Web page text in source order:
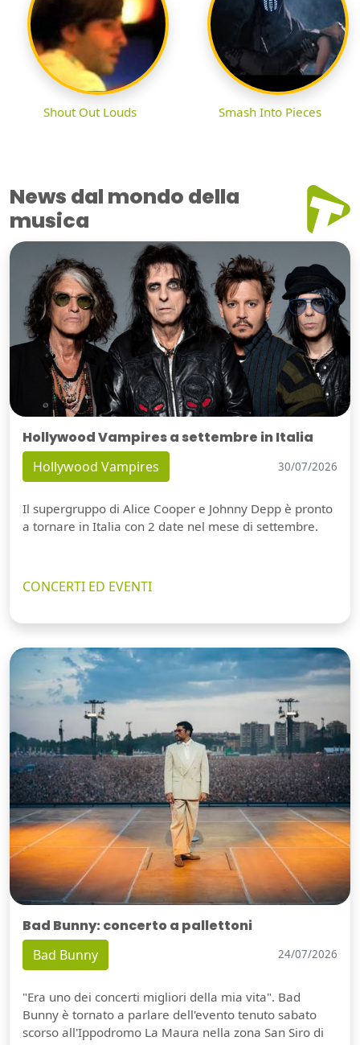
Shout Out Louds Smash Into Pieces
News dal mondo della
musica
Hollywood Vampires a settembre in Italia
Hollywood Vampires 30/07/2026
Il supergruppo di Alice Cooper e Johnny Depp è pronto
a tornare in Italia con 2 date nel mese di settembre.
CONCERTI ED EVENTI
Bad Bunny: concerto a pallettoni
Bad Bunny 24/07/2026
"Era uno dei concerti migliori della mia vita". Bad
Bunny è tornato a parlare dell'evento tenuto sabato
scorso all'Ippodromo La Maura nella zona San Siro di